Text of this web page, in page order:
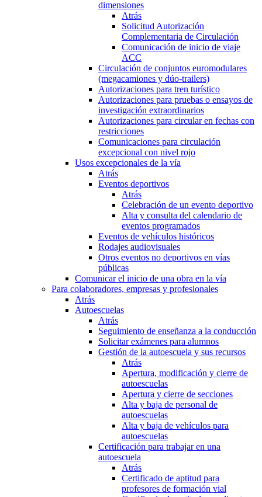
dimensiones
Atrás
Solicitud Autorización
Complementaria de Circulación
Comunicación de inicio de viaje
ACC
Circulación de conjuntos euromodulares
(megacamiones y dúo-trailers)
Autorizaciones para tren turístico
Autorizaciones para pruebas o ensayos de
investigación extraordinarios
Autorizaciones para circular en fechas con
restricciones
Comunicaciones para circulación
excepcional con nivel rojo
Usos excepcionales de la vía
Atrás
Eventos deportivos
Atrás
Celebración de un evento deportivo
Alta y consulta del calendario de
eventos programados
Eventos de vehículos históricos
Rodajes audiovisuales
Otros eventos no deportivos en vías
públicas
Comunicar el inicio de una obra en la vía
Para colaboradores, empresas y profesionales
Atrás
Autoescuelas
Atrás
Seguimiento de enseñanza a la conducción
Solicitar exámenes para alumnos
Gestión de la autoescuela y sus recursos
Atrás
Apertura, modificación y cierre de
autoescuelas
Apertura y cierre de secciones
Alta y baja de personal de
autoescuelas
Alta y baja de vehículos para
autoescuelas
Certificación para trabajar en una
autoescuela
Atrás
Certificado de aptitud para
profesores de formación vial